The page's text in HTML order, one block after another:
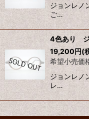
ジョンレノ
ご…
4色あり
19,200円(
希望小売価
ジョンレノ
レ…